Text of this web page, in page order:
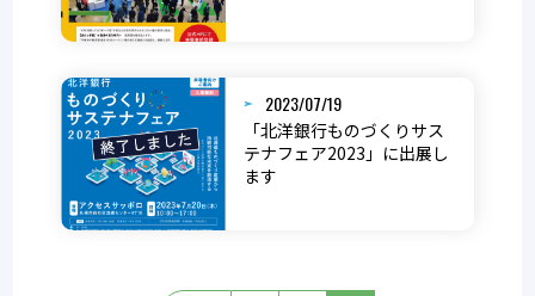
2023/07/19
「北洋銀行ものづくりサス
テナフェア2023」に出展し
ます